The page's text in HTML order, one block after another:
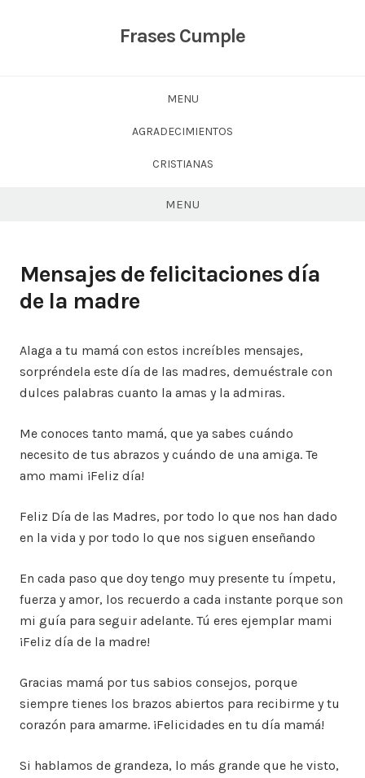
Frases Cumple
MENU
AGRADECIMIENTOS
CRISTIANAS
MENU
Mensajes de felicitaciones día
de la madre
Alaga a tu mamá con estos increíbles mensajes,
sorpréndela este día de las madres, demuéstrale con
dulces palabras cuanto la amas y la admiras.
Me conoces tanto mamá, que ya sabes cuándo
necesito de tus abrazos y cuándo de una amiga. Te
amo mami ¡Feliz día!
Feliz Día de las Madres, por todo lo que nos han dado
en la vida y por todo lo que nos siguen enseñando
En cada paso que doy tengo muy presente tu ímpetu,
fuerza y amor, los recuerdo a cada instante porque son
mi guía para seguir adelante. Tú eres ejemplar mami
¡Feliz día de la madre!
Gracias mamá por tus sabios consejos, porque
siempre tienes los brazos abiertos para recibirme y tu
corazón para amarme. ¡Felicidades en tu día mamá!
Si hablamos de grandeza, lo más grande que he visto,